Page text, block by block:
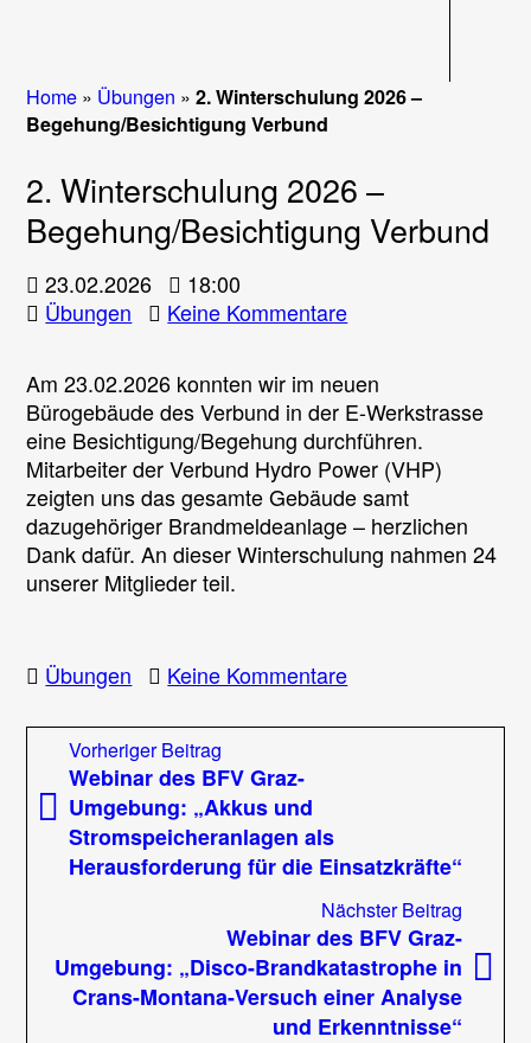
Home » Übungen »2. Winterschulung 2026 –
Begehung/Besichtigung Verbund
2. Winterschulung 2026 –
Begehung/Besichtigung Verbund
23.02.2026
18:00
Übungen
Keine Kommentarezu
2026
–
Begehung/
Verbund
Am 23.02.2026 konnten wir im neuen
Bürogebäude des Verbund in der E-Werkstrasse
eine Besichtigung/Begehung durchführen.
Mitarbeiter der Verbund Hydro Power (VHP)
zeigten uns das gesamte Gebäude samt
dazugehöriger Brandmeldeanlage – herzlichen
Dank dafür. An dieser Winterschulung nahmen 24
unserer Mitglieder teil.
Übungen Keine Kommentarezu
Winterschulung
Beitragsnavigation
Vorheriger Beitrag
Beitrag:
Webinar des BFV Graz-
Umgebung: „Akkus und
Stromspeicheranlagen als
Herausforderung für die Einsatzkräfte“
Nächster Beitrag
Webinar des BFV Graz-
Umgebung: „Disco-Brandkatastrophe in
Crans-Montana-Versuch einer Analyse
und Erkenntnisse“